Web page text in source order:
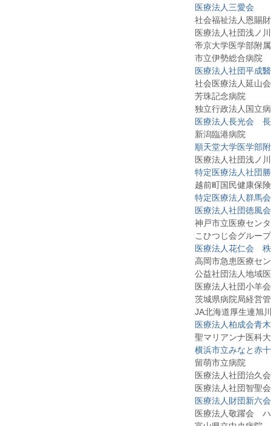
医療法人三愛会
社会福祉法人恩賜
医療法人社団浅ノ
帝京大学医学部附
市立伊勢総合病院
医療法人社団平成
社会医療法人延山会
芳珠記念病院
独立行政法人国立
医療法人長光会
新潟臨港病院
順天堂大学医学部
医療法人社団浅ノ
特定医療法人社団
越前町国民健康保
特定医療法人群馬会
医療法人社団徳風
神戸市立医療セン
こひつじ会グルー
医療法人花仁会
高岡市急患医療セ
公益社団法人地域
医療法人社団小羊会
茨城県病院局経営
JA北海道厚生連旭
医療法人柏成会青
聖マリアンナ医科
横浜市立みなと赤
留萌市立病院
医療法人社団治久
医療法人社団智聖
医療法人財団新六
医療法人敬躍会